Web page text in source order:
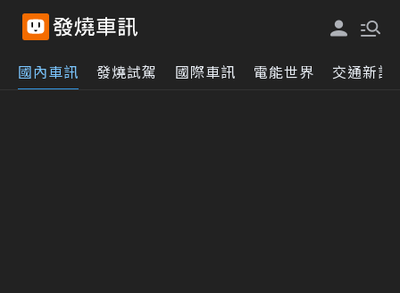
國內車訊 發燒試駕 國際車訊 電能世界 交通新訊